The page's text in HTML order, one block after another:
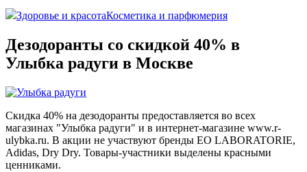
Здоровье и красотаКосметика и парфюмерия
Дезодоранты со скидкой 40% в
Улыбка радуги в Москве
Скидка 40% на дезодоранты предоставляется во всех
магазинах "Улыбка радуги" и в интернет-магазине www.r-
ulybka.ru. В акции не участвуют бренды EO LABORATORIE,
Adidas, Dry Dry. Товары-участники выделены красными
ценниками.